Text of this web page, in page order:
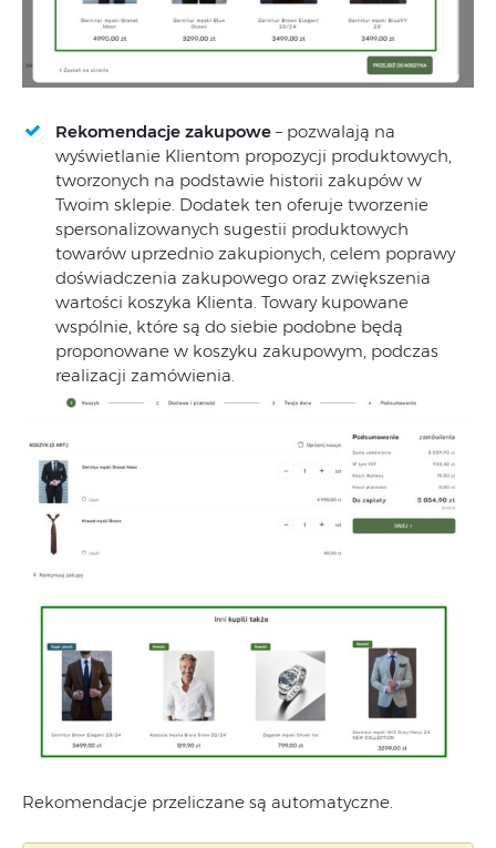
Rekomendacje zakupowe – pozwalają na
wyświetlanie Klientom propozycji produktowych,
tworzonych na podstawie historii zakupów w
Twoim sklepie. Dodatek ten oferuje tworzenie
spersonalizowanych sugestii produktowych
towarów uprzednio zakupionych, celem poprawy
doświadczenia zakupowego oraz zwiększenia
wartości koszyka Klienta. Towary kupowane
wspólnie, które są do siebie podobne będą
proponowane w koszyku zakupowym, podczas
realizacji zamówienia.
Rekomendacje przeliczane są automatyczne.